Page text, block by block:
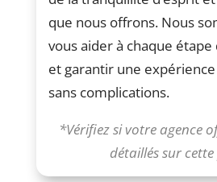
que nous offrons. Nous
vous aider à chaque étape
et garantir une
sans complications.
*Vérifiez si votre agence
détaillés sur cette